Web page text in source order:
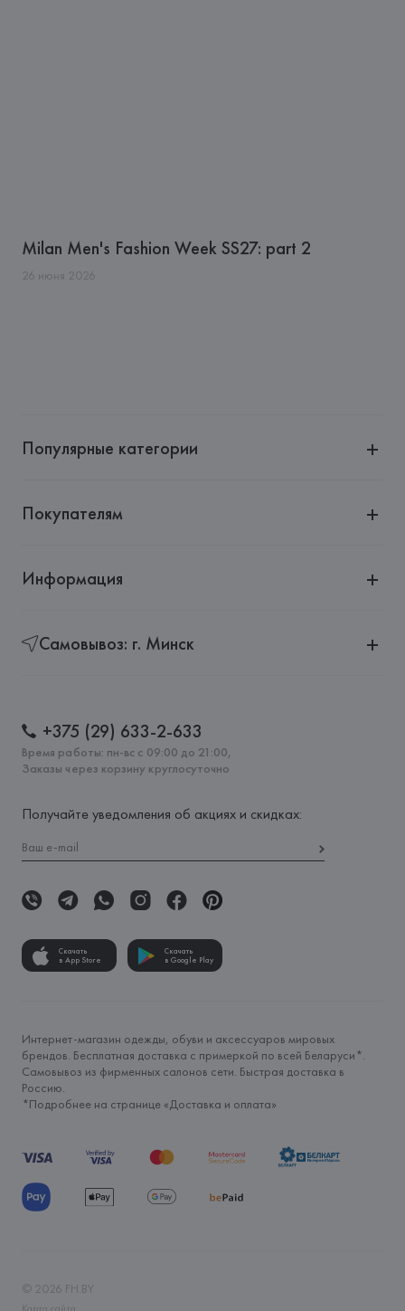
Milan Men's Fashion Week SS27: part 2
26 июня 2026
Популярные категории
Покупателям
Информация
Самовывоз: г. Минск
+375 (29) 633-2-633
Время работы: пн-вс с 09:00 до 21:00,
Заказы через корзину круглосуточно
Получайте уведомления об акциях и скидках:
Скачать
в App Store
Скачать
в Google Play
Интернет-магазин одежды, обуви и аксессуаров мировых
брендов. Бесплатная доставка с примеркой по всей Беларуси*.
Самовывоз из фирменных салонов сети. Быстрая доставка в
Россию.
*Подробнее на странице «Доставка и оплата»
© 2026 FH.BY